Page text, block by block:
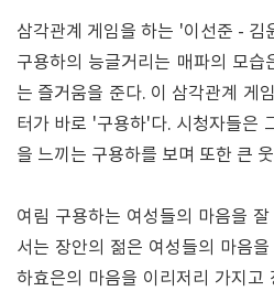
삼각관계 게임을 하는 '이선준 - 김
구용하의 능글거리는 매파의 모
는 즐거움을 준다. 이 삼각관계 게
터가 바로 '구용하'다. 시청자들은
을 느끼는 구용하를 보며 또한 큰
여림 구용하는 여성들의 마음을
서는 장안의 젊은 여성들의 마음
하효은의 마음을 이리저리 가지고